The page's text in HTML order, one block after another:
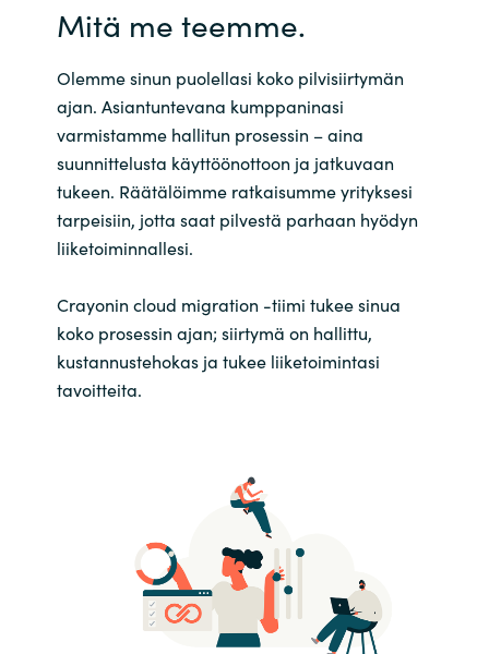
Mitä me teemme.
Olemme sinun puolellasi koko pilvisiirtymän
ajan. Asiantuntevana kumppaninasi
varmistamme hallitun prosessin – aina
suunnittelusta käyttöönottoon ja jatkuvaan
tukeen. Räätälöimme ratkaisumme yrityksesi
tarpeisiin, jotta saat pilvestä parhaan hyödyn
liiketoiminnallesi.
Crayonin cloud migration -tiimi tukee sinua
koko prosessin ajan; siirtymä on hallittu,
kustannustehokas ja tukee liiketoimintasi
tavoitteita.